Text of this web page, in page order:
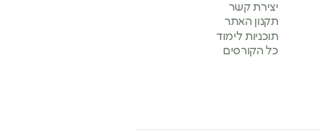
יצירת קשר
תקנון האתר
תוכניות לימוד
כל הקורסים